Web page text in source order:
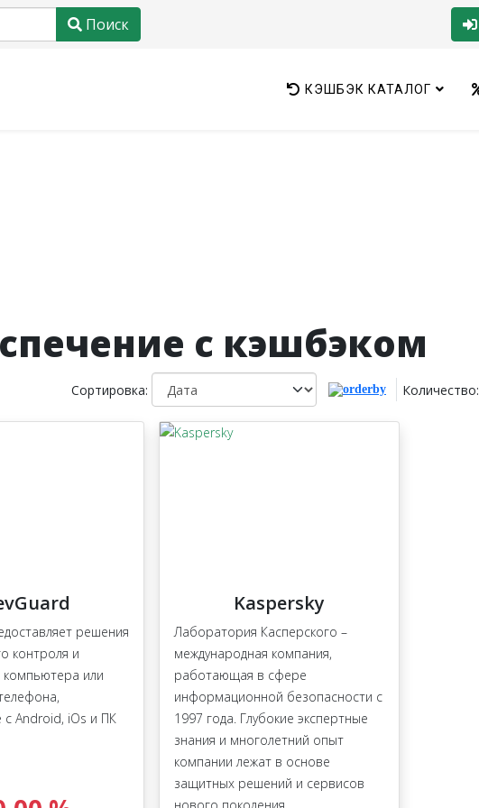
Поиск
КЭШБЭК КАТАЛОГ
с кэшбэком
Сортировка: Количество:
решения
контроля и
или
Android, iOs и ПК
Kaspersky
Лаборатория Касперского –
международная компания,
работающая в сфере
информационной безопасности с
1997 года. Глубокие экспертные
знания и многолетний опыт
компании лежат в основе
защитных решений и сервисов